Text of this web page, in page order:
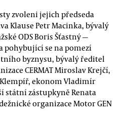
zvoleni jejich předseda
Klause Petr Macinka, bývalý
ODS Boris Šťastný —
pohybující se na pomezí
byznysu, bývalý ředitel
CERMAT Miroslav Krejčí,
ekonom Vladimír
státní zástupkyně Renata
organizace Motor GEN